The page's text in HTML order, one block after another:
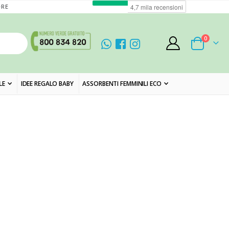
Cart
0elementi
IDEE REGALO BABY ASSORBENTI FEMMINILI ECO